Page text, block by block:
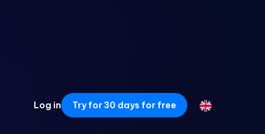
Log in Try for 30 days for free